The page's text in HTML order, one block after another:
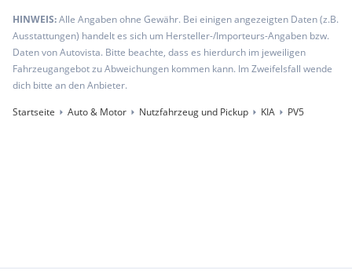
HINWEIS:Alle Angaben ohne Gewähr. Bei einigen angezeigten Daten (z.B.
Ausstattungen) handelt es sich um Hersteller-/Importeurs-Angaben bzw.
Daten von Autovista. Bitte beachte, dass es hierdurch im jeweiligen
Fahrzeugangebot zu Abweichungen kommen kann. Im Zweifelsfall wende
dich bitte an den Anbieter.
Startseite
Auto & Motor Nutzfahrzeug und Pickup KIA PV5